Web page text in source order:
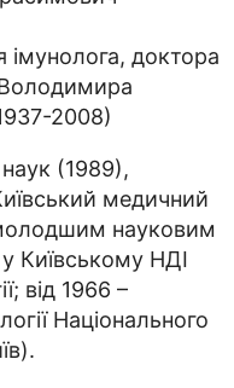
імунолога, доктора
2008)
(1989),
медичний
науковим
Київському НДІ
від 1966 –
Національного